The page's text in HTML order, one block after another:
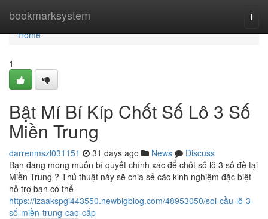
bookmarksystem
Home
Home
1
Bật Mí Bí Kíp Chốt Số Lô 3 Số
Miền Trung
darrenmszl031151 31 days ago News
Discuss
Bạn đang mong muốn bí quyết chính xác để chốt số lô 3 số đề tại
Miền Trung ? Thủ thuật này sẽ chia sẻ các kinh nghiệm đặc biệt
hỗ trợ bạn có thể
https://izaakspgi443550.newbigblog.com/48953050/soi-cầu-lô-3-
số-miền-trung-cao-cấp